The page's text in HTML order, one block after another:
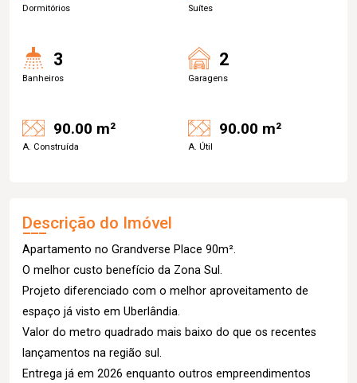
Dormitórios Suítes
3
Banheiros
2
Garagens
90.00 m²
A. Construída
90.00 m²
A. Útil
Descrição do Imóvel
Apartamento no Grandverse Place 90m².
O melhor custo benefício da Zona Sul.
Projeto diferenciado com o melhor aproveitamento de
espaço já visto em Uberlândia.
Valor do metro quadrado mais baixo do que os recentes
lançamentos na região sul.
Entrega já em 2026 enquanto outros empreendimentos